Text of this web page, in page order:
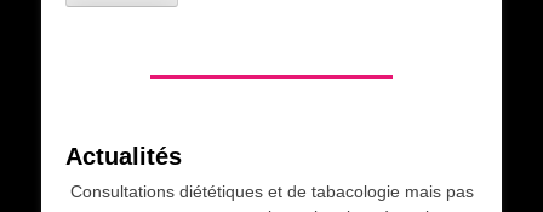
Actualités
Consultations diététiques et de tabacologie mais pas